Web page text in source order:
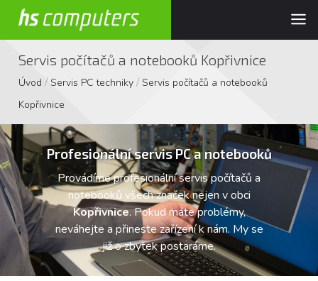
Servis počítačů a notebooků Kopřivnice
Úvod /Servis PC techniky /Servis počítačů a notebooků
Kopřivnice
Profesionální servis PC a notebooků
Provádíme profesionální servis počítačů a
notebooků všech značek nejen v obci
Kopřivnice. Pokud máte problémy,
neváhejte a přineste zařízení k nám. My se
již o zbytek postaráme.